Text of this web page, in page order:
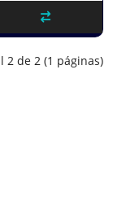
2 de 2 (1 páginas)